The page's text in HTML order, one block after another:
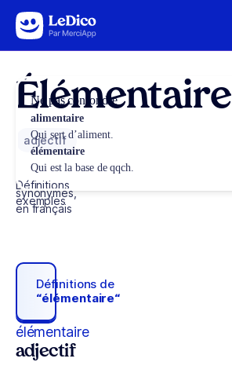
Aller au contenu
Élémentaire
adjectif
Définitions,
synonymes,
exemples
en français
Définitions de
“élémentaire“
élémentaire
adjectif
Ne pas confondre
alimentaire
Qui sert d’aliment.
élémentaire
Qui est la base de qqch.